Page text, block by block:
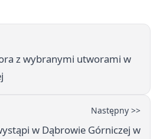
z wybranymi utworami w
Następny >>
w Dąbrowie Górniczej w